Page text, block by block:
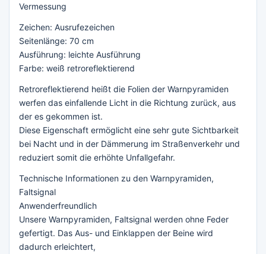
Vermessung
Zeichen: Ausrufezeichen
Seitenlänge: 70 cm
Ausführung: leichte Ausführung
Farbe: weiß retroreflektierend
Retroreflektierend heißt die Folien der Warnpyramiden
werfen das einfallende Licht in die Richtung zurück, aus
der es gekommen ist.
Diese Eigenschaft ermöglicht eine sehr gute Sichtbarkeit
bei Nacht und in der Dämmerung im Straßenverkehr und
reduziert somit die erhöhte Unfallgefahr.
Technische Informationen zu den Warnpyramiden,
Faltsignal
Anwenderfreundlich
Unsere Warnpyramiden, Faltsignal werden ohne Feder
gefertigt. Das Aus- und Einklappen der Beine wird
dadurch erleichtert,